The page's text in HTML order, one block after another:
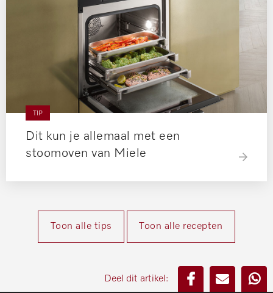
TIP
Dit kun je allemaal met een
stoomoven van Miele
Toon alle tips Toon alle recepten
Deel dit artikel: